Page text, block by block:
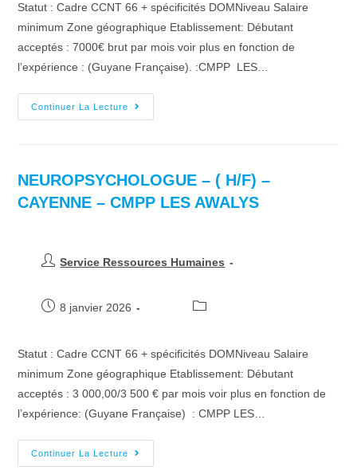
Statut : Cadre CCNT 66 + spécificités DOMNiveau Salaire
minimum Zone géographique Etablissement: Débutant
acceptés : 7000€ brut par mois voir plus en fonction de
l’expérience : (Guyane Française). :CMPP LES…
Continuer La Lecture
NEUROPSYCHOLOGUE – ( H/F) –
CAYENNE – CMPP LES AWALYS
Service Ressources Humaines
8 janvier 2026
Statut : Cadre CCNT 66 + spécificités DOMNiveau Salaire
minimum Zone géographique Etablissement: Débutant
acceptés : 3 000,00/3 500 € par mois voir plus en fonction de
l’expérience: (Guyane Française) : CMPP LES…
Continuer La Lecture